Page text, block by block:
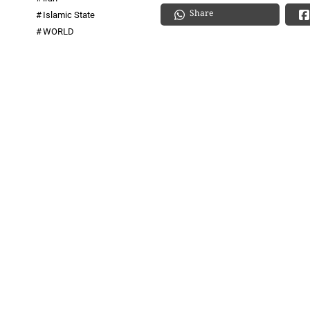
Islamic State
WORLD
Share